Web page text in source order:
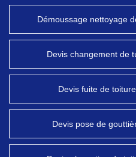
Démoussage nettoyage
Devis changement de
Devis fuite de
Devis pose de